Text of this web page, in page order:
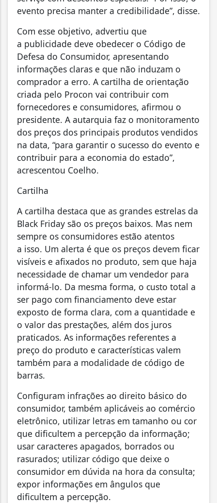
evento precisa manter a credibilidade”, disse.
Com esse objetivo, advertiu que
a publicidade deve obedecer o Código de
Defesa do Consumidor, apresentando
informações claras e que não induzam o
comprador a erro. A cartilha de orientação
criada pelo Procon vai contribuir com
fornecedores e consumidores, afirmou o
presidente. A autarquia faz o monitoramento
dos preços dos principais produtos vendidos
na data, “para garantir o sucesso do evento e
contribuir para a economia do estado”,
acrescentou Coelho.
Cartilha
A cartilha destaca que as grandes estrelas da
Black Friday são os preços baixos. Mas nem
sempre os consumidores estão atentos
a isso. Um alerta é que os preços devem ficar
visíveis e afixados no produto, sem que haja
necessidade de chamar um vendedor para
informá-lo. Da mesma forma, o custo total a
ser pago com financiamento deve estar
exposto de forma clara, com a quantidade e
o valor das prestações, além dos juros
praticados. As informações referentes a
preço do produto e características valem
também para a modalidade de código de
barras.
Configuram infrações ao direito básico do
consumidor, também aplicáveis ao comércio
eletrônico, utilizar letras em tamanho ou cor
que dificultem a percepção da informação;
usar caracteres apagados, borrados ou
rasurados; utilizar código que deixe o
consumidor em dúvida na hora da consulta;
expor informações em ângulos que
dificultem a percepção.